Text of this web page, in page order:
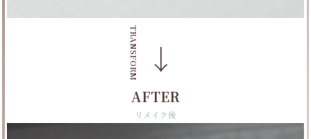
→
TRANSFORM
AFTER
リメイク後